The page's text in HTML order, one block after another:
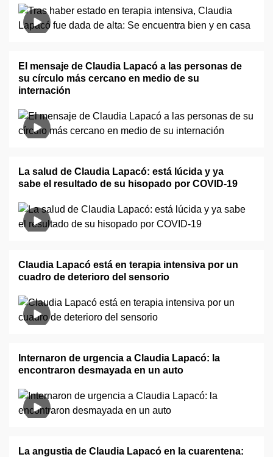
El mensaje de Claudia Lapacó a las personas de
su círculo más cercano en medio de su
internación
La salud de Claudia Lapacó: está lúcida y ya
sabe el resultado de su hisopado por COVID-19
Claudia Lapacó está en terapia intensiva por un
cuadro de deterioro del sensorio
Internaron de urgencia a Claudia Lapacó: la
encontraron desmayada en un auto
La angustia de Claudia Lapacó en la cuarentena: